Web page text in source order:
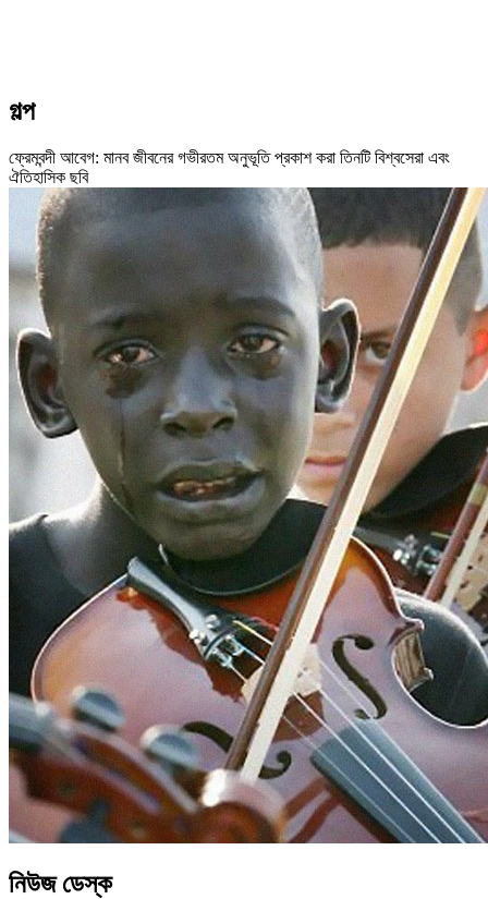
গল্প
ফ্রেমবন্দী আবেগ: মানব জীবনের গভীরতম অনুভূতি প্রকাশ করা তিনটি বিশ্বসেরা এবং
ঐতিহাসিক ছবি
নিউজ ডেস্ক